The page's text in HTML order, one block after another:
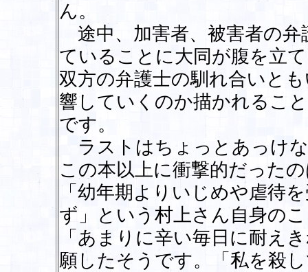
ん。
途中、加害者、被害者の弁
ていることに大同が腹を立
双方の弁護士の馴れ合いと
響していくのか描かれるこ
です。
ラストはちょっとあっけ
この本以上に衝撃的だった
「幼年期よりいじめや虐待
ず」という村上さん自身の
「あまりに辛い毎日に耐え
願したそうです。「私を殺